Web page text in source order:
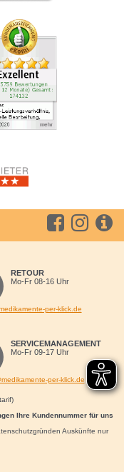
RETOUR
Mo-Fr 08-16 Uhr
per-klick.de
SERVICEMANAGEMENT
Mo-Fr 09-17 Uhr
per-klick.de
Ihre Kundennummer für uns
Auskünfte nur